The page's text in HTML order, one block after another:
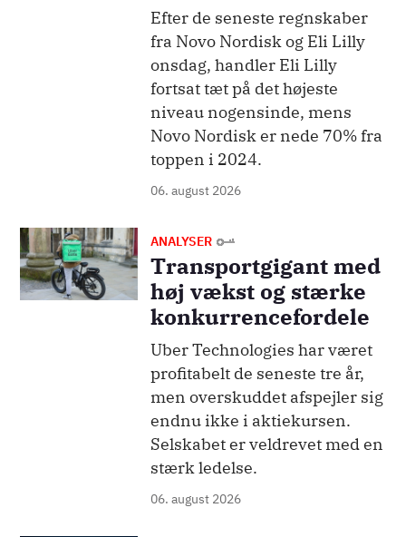
Efter de seneste regnskaber
fra Novo Nordisk og Eli Lilly
onsdag, handler Eli Lilly
fortsat tæt på det højeste
niveau nogensinde, mens
Novo Nordisk er nede 70% fra
toppen i 2024.
06. august 2026
Billede ANALYSER
Transportgigant med
høj vækst og stærke
konkurrencefordele
Uber Technologies har været
profitabelt de seneste tre år,
men overskuddet afspejler sig
endnu ikke i aktiekursen.
Selskabet er veldrevet med en
stærk ledelse.
06. august 2026